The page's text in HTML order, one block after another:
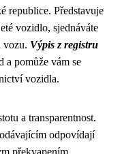
republice. Představuje
vozidlo, sjednáváte
vozu. Výpis z registru
a pomůže vám se
vozidla.
a transparentnost.
odpovídají
překvapením.